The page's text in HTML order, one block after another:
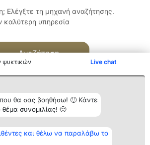
ψυκτικών Live chat
που θα σας βοηθήσω! 🙂 Κάντε
θέμα συνομιλίας! 🙂
και θέλω να παραλάβω το
Ελέγξτε τη μηχανή αναζήτησης.
καλύτερη υπηρεσία
Αναζήτηση
Κατάταξη
Διακριθέντες
Επικοινωνία
Επικοινωνία